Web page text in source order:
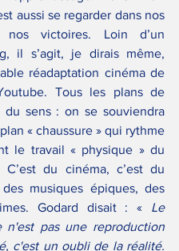
aussi se regarder dans nos
nos victoires. Loin d’un
il s’agit, je dirais même,
réadaptation cinéma de
Tous les plans de
du sens : on se souviendra
« chaussure » qui rythme
le travail « physique » du
C’est du cinéma, c’est du
musiques épiques, des
Godard disait : « Le
n'est pas une reproduction
c'est un oubli de la réalité.